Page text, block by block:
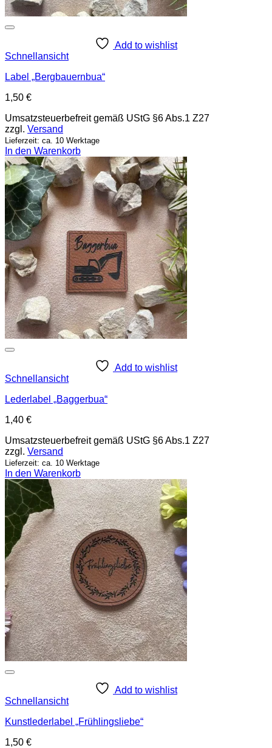
Add to wishlist
Schnellansicht
Label „Bergbauernbua“
1,50 €
Umsatzsteuerbefreit gemäß UStG §6 Abs.1 Z27
zzgl. Versand
Lieferzeit: ca. 10 Werktage
In den Warenkorb
Add to wishlist
Schnellansicht
Lederlabel „Baggerbua“
1,40 €
Umsatzsteuerbefreit gemäß UStG §6 Abs.1 Z27
zzgl. Versand
Lieferzeit: ca. 10 Werktage
In den Warenkorb
Add to wishlist
Schnellansicht
Kunstlederlabel „Frühlingsliebe“
1,50 €